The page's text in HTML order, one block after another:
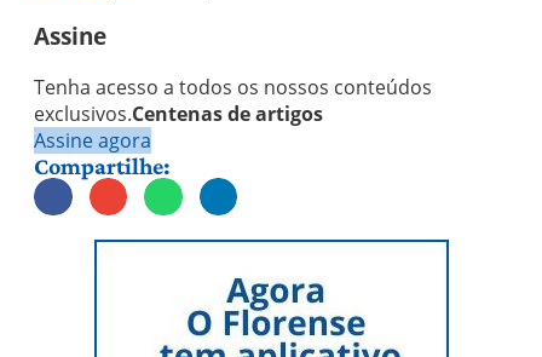
Assine
Tenha acesso a todos os nossos conteúdos
exclusivos.Centenas de artigos
Assine agora
Compartilhe: